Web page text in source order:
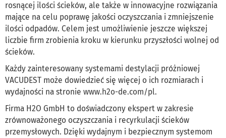
rosnącej ilości ścieków, ale także w innowacyjne rozwiązania
mające na celu poprawę jakości oczyszczania i zmniejszenie
ilości odpadów. Celem jest umożliwienie jeszcze większej
liczbie firm zrobienia kroku w kierunku przyszłości wolnej od
ścieków.
Każdy zainteresowany systemami destylacji próżniowej
VACUDEST może dowiedzieć się więcej o ich rozmiarach i
wydajności na stronie www.h2o-de.com/pl.
Firma H2O GmbH to doświadczony ekspert w zakresie
zrównoważonego oczyszczania i recyrkulacji ścieków
przemysłowych. Dzięki wydajnym i bezpiecznym systemom